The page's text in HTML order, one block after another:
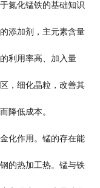
氮化锰铁的基础知识
添加剂，主元素含量
利用率高、加入量
，细化晶粒，改善其
降低成本。
化作用。锰的存在能
的热加工热。锰与铁